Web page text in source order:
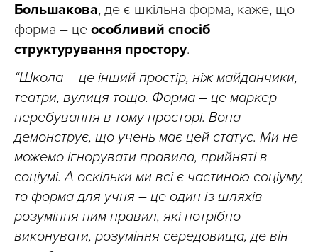
Большакова, де є шкільна форма, каже, що
форма – це особливий спосіб
структурування простору.
“Школа – це інший простір, ніж майданчики,
театри, вулиця тощо. Форма – це маркер
перебування в тому просторі. Вона
демонструє, що учень має цей статус. Ми не
можемо ігнорувати правила, прийняті в
соціумі. А оскільки ми всі є частиною соціуму,
то форма для учня – це один із шляхів
розуміння ним правил, які потрібно
виконувати, розуміння середовища, де він